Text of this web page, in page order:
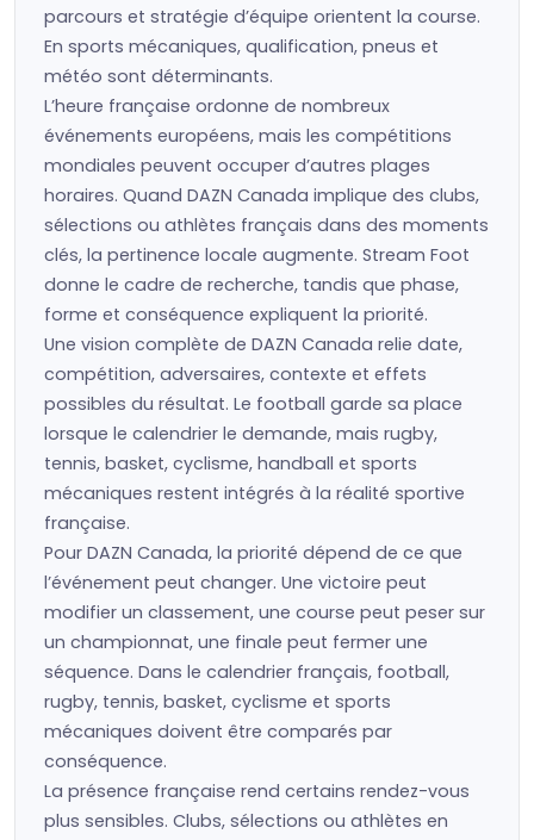
parcours et stratégie d’équipe orientent la course.
En sports mécaniques, qualification, pneus et
météo sont déterminants.
L’heure française ordonne de nombreux
événements européens, mais les compétitions
mondiales peuvent occuper d’autres plages
horaires. Quand DAZN Canada implique des clubs,
sélections ou athlètes français dans des moments
clés, la pertinence locale augmente. Stream Foot
donne le cadre de recherche, tandis que phase,
forme et conséquence expliquent la priorité.
Une vision complète de DAZN Canada relie date,
compétition, adversaires, contexte et effets
possibles du résultat. Le football garde sa place
lorsque le calendrier le demande, mais rugby,
tennis, basket, cyclisme, handball et sports
mécaniques restent intégrés à la réalité sportive
française.
Pour DAZN Canada, la priorité dépend de ce que
l’événement peut changer. Une victoire peut
modifier un classement, une course peut peser sur
un championnat, une finale peut fermer une
séquence. Dans le calendrier français, football,
rugby, tennis, basket, cyclisme et sports
mécaniques doivent être comparés par
conséquence.
La présence française rend certains rendez-vous
plus sensibles. Clubs, sélections ou athlètes en